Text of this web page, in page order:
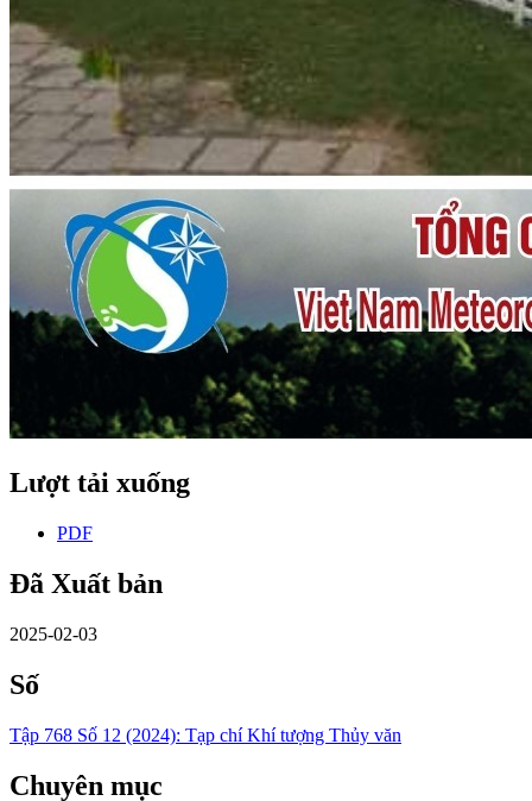
Lượt tải xuống
PDF
Đã Xuất bản
2025-02-03
Số
Tập 768 Số 12 (2024): Tạp chí Khí tượng Thủy văn
Chuyên mục